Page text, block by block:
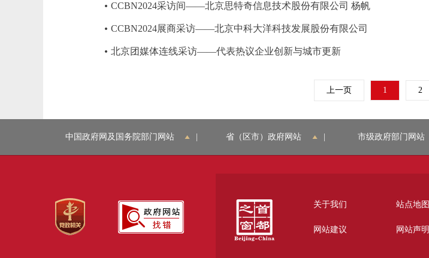
CCBN2024采访间——北京思特奇信息技术股份有限公司 杨帆
CCBN2024展商采访——北京中科大洋科技发展股份有限公司
北京团媒体连线采访——代表热议企业创新与城市更新
上一页 1 2
中国政府网及国务院部门网站 省（区市）政府网站 市级政府部门网站
关于我们 站点地图
网站建议 网站声明